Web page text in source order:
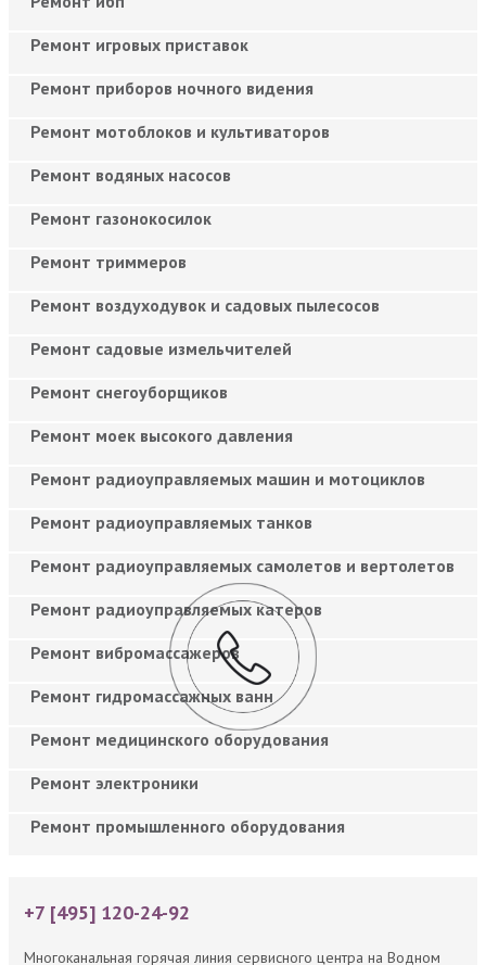
Ремонт игровых приставок
Ремонт приборов ночного видения
Ремонт мотоблоков и культиваторов
Ремонт водяных насосов
Ремонт газонокосилок
Ремонт триммеров
Ремонт воздуходувок и садовых пылесосов
Ремонт садовые измельчителей
Ремонт снегоуборщиков
Ремонт моек высокого давления
Ремонт радиоуправляемых машин и мотоциклов
Ремонт радиоуправляемых танков
Ремонт радиоуправляемых самолетов и вертолетов
Ремонт радиоуправляемых катеров
Ремонт вибромассажеров
Ремонт гидромассажных ванн
Ремонт медицинского оборудования
Ремонт электроники
Ремонт промышленного оборудования
+7 [495] 120-24-92
Многоканальная горячая линия сервисного центра на Водном